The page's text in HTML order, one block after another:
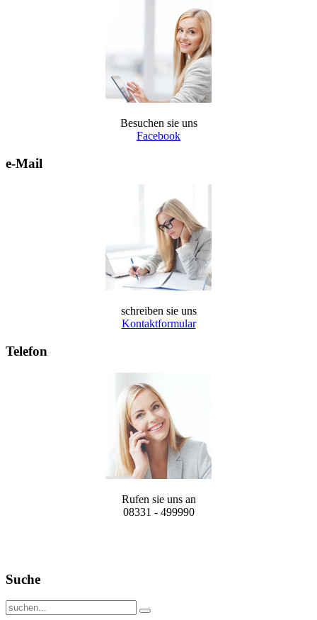
Besuchen sie uns
Facebook
e-Mail
schreiben sie uns
Kontaktformular
Telefon
Rufen sie uns an
08331 - 499990
Suche